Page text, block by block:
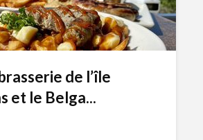
de l’île
et le Belga...